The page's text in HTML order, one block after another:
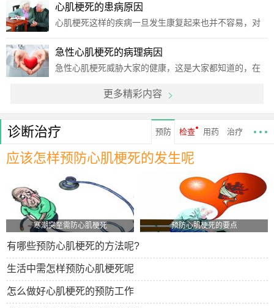
关专家的建议，专家会给大家制定适合自己的治疗方
法，而治疗之前，大家一定要积极把握心梗猝死原因，
心肌梗死的患病原因
心肌梗死这样的疾病一旦发生康复起来也并不容易，对
积极的预防和治疗，为了帮助人们有效地远离心肌梗死
疾病，小编来讲述心肌梗死疾病的患病原因到底有哪些
急性心肌梗死的病理病因
急性心肌梗死威胁大家的健康，这是大家都知道的，在
害比较大家的，因此大家都在积极的寻找适合的治疗方
因。急性
更多精彩内容
诊断治疗 预防 检查 用药 治疗
应该怎样预防心肌梗死的发生呢
寒潮突至需防心肌梗死 预防心肌梗死的要点
有哪些预防心肌梗死的方法呢?
生活中需怎样预防心肌梗死呢
怎么做好心肌梗死的预防工作